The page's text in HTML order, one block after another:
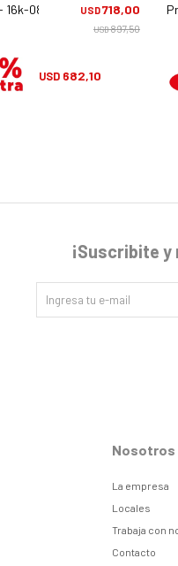
08z USD718,00
USD897,50
USD 682,10
Nosotros
La empresa
Locales
Trabaja con
Contacto
¡Suscribite